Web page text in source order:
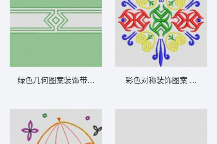
绿色几何图案装饰带 植物花型 彩色对称装饰图案 植物花